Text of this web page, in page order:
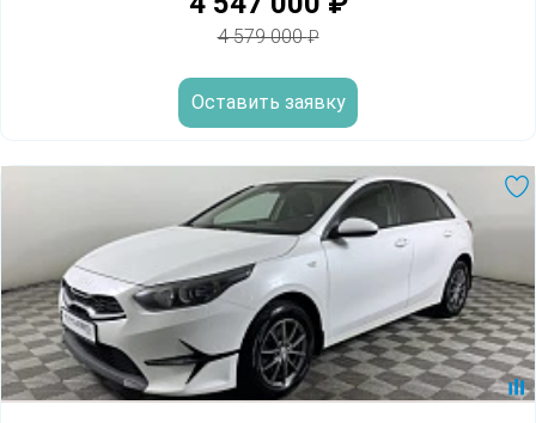
4 579 000₽
Оставить заявку